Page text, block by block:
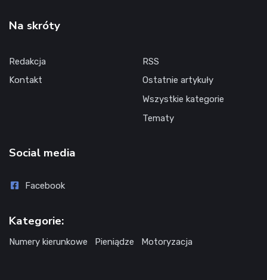
Na skróty
Redakcja
Kontakt
RSS
Ostatnie artykuły
Wszystkie kategorie
Tematy
Social media
Facebook
Kategorie:
Numery kierunkowe Pieniądze Motoryzacja